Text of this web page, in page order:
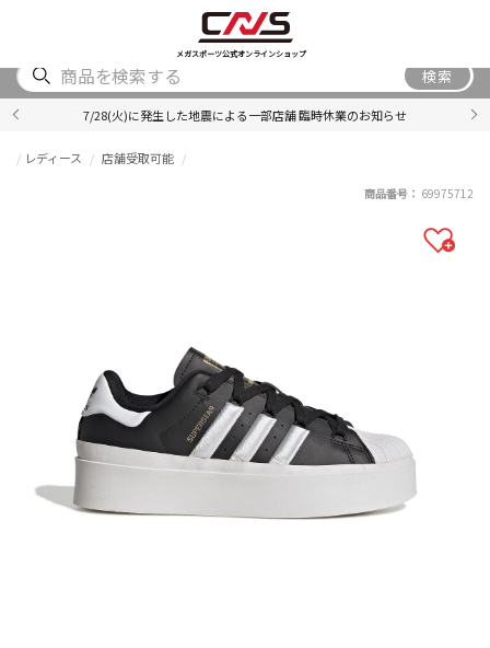
メガスポーツ公式オンラインショップ
ACCESSORY
検索
7/28(火)に発生した地震による一部店舗 臨時休業のお知らせ
レディース 店舗受取可能
商品番号： 69975712